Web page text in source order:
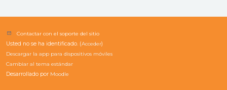
Contactar con el soporte del sitio
Usted no se ha identificado. (Acceder)
Descargar la app para dispositivos móviles
Cambiar al tema estándar
Desarrollado por Moodle